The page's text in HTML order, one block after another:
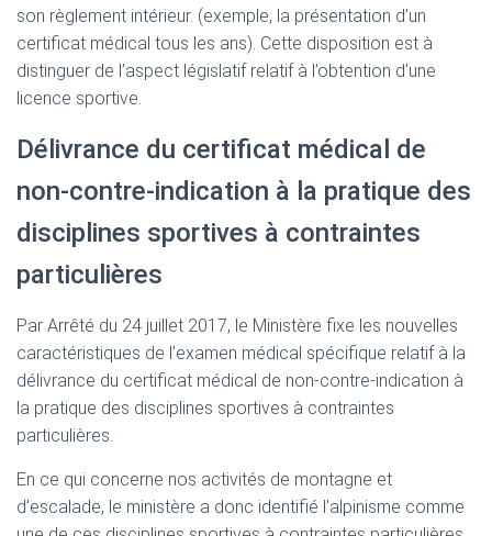
son règlement intérieur. (exemple, la présentation d’un
certificat médical tous les ans). Cette disposition est à
distinguer de l’aspect législatif relatif à l’obtention d’une
licence sportive.
Délivrance du certificat médical de
non-contre-indication à la pratique des
disciplines sportives à contraintes
particulières
Par Arrêté du 24 juillet 2017, le Ministère fixe les nouvelles
caractéristiques de l’examen médical spécifique relatif à la
délivrance du certificat médical de non-contre-indication à
la pratique des disciplines sportives à contraintes
particulières.
En ce qui concerne nos activités de montagne et
d’escalade, le ministère a donc identifié l’alpinisme comme